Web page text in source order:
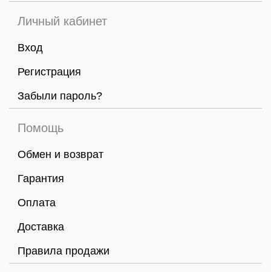
Личный кабинет
Вход
Регистрация
Забыли пароль?
Помощь
Обмен и возврат
Гарантия
Оплата
Доставка
Правила продажи